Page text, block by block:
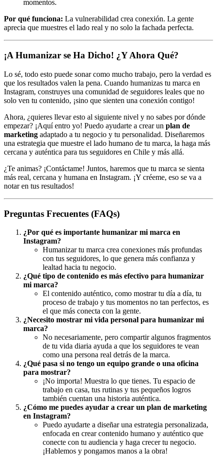
momentos.
Por qué funciona: La vulnerabilidad crea conexión. La gente
aprecia que muestres el lado real y no solo la fachada perfecta.
¡A Humanizar se Ha Dicho! ¿Y Ahora Qué?
Lo sé, todo esto puede sonar como mucho trabajo, pero la verdad es
que los resultados valen la pena. Cuando humanizas tu marca en
Instagram, construyes una comunidad de seguidores leales que no
solo ven tu contenido, ¡sino que sienten una conexión contigo!
Ahora, ¿quieres llevar esto al siguiente nivel y no sabes por dónde
empezar? ¡Aquí entro yo! Puedo ayudarte a crear un plan de
marketing adaptado a tu negocio y tu personalidad. Diseñaremos
una estrategia que muestre el lado humano de tu marca, la haga más
cercana y auténtica para tus seguidores en Chile y más allá.
¿Te animas? ¡Contáctame! Juntos, haremos que tu marca se sienta
más real, cercana y humana en Instagram. ¡Y créeme, eso se va a
notar en tus resultados!
Preguntas Frecuentes (FAQs)
¿Por qué es importante humanizar mi marca en
Instagram?
Humanizar tu marca crea conexiones más profundas
con tus seguidores, lo que genera más confianza y
lealtad hacia tu negocio.
¿Qué tipo de contenido es más efectivo para humanizar
mi marca?
El contenido auténtico, como mostrar tu día a día, tu
proceso de trabajo y tus momentos no tan perfectos, es
el que más conecta con la gente.
¿Necesito mostrar mi vida personal para humanizar mi
marca?
No necesariamente, pero compartir algunos fragmentos
de tu vida diaria ayuda a que los seguidores te vean
como una persona real detrás de la marca.
¿Qué pasa si no tengo un equipo grande o una oficina
para mostrar?
¡No importa! Muestra lo que tienes. Tu espacio de
trabajo en casa, tus rutinas y tus pequeños logros
también cuentan una historia auténtica.
¿Cómo me puedes ayudar a crear un plan de marketing
en Instagram?
Puedo ayudarte a diseñar una estrategia personalizada,
enfocada en crear contenido humano y auténtico que
conecte con tu audiencia y haga crecer tu negocio.
¡Hablemos y pongamos manos a la obra!